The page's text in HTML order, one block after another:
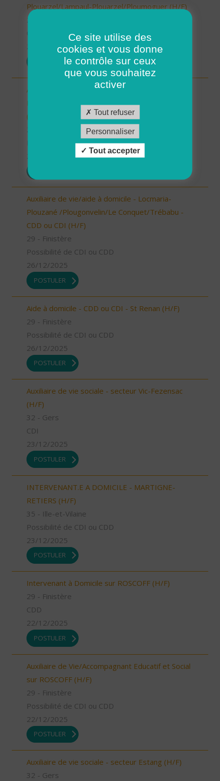
Plouarzel/Lampaul-Plouarzel/Ploumoguer (H/F)
29 - Finistère
26/12/2025
Auxiliaire de vie/ aide à domicile - Plourin, Brélès,
Lanildut, Porspoder, Landunvez - CDI ou CDD
(H/F)
Possibilité de CDI ou CDD
Auxiliaire de vie/aide à domicile - Locmaria-
Plouzané /Plougonvelin/Le Conquet/Trébabu -
CDD ou CDI (H/F)
29 - Finistère
Possibilité de CDI ou CDD
26/12/2025
POSTULER
Aide à domicile - CDD ou CDI - St Renan (H/F)
29 - Finistère
Possibilité de CDI ou CDD
26/12/2025
POSTULER
Auxiliaire de vie sociale - secteur Vic-Fezensac
(H/F)
32 - Gers
CDI
23/12/2025
POSTULER
INTERVENANT.E A DOMICILE - MARTIGNE-
RETIERS (H/F)
35 - Ille-et-Vilaine
Possibilité de CDI ou CDD
23/12/2025
POSTULER
Intervenant à Domicile sur ROSCOFF (H/F)
29 - Finistère
CDD
22/12/2025
POSTULER
Auxiliaire de Vie/Accompagnant Educatif et Social
sur ROSCOFF (H/F)
29 - Finistère
Possibilité de CDI ou CDD
22/12/2025
POSTULER
Auxiliaire de vie sociale - secteur Estang (H/F)
32 - Gers
Ce site utilise des
cookies et vous donne
le contrôle sur ceux
que vous souhaitez
activer
Tout refuser
Personnaliser
Tout accepter